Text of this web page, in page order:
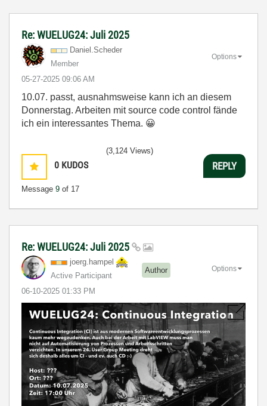
Re: WUELUG24: Juli 2025
Daniel.Scheder
Member
‎05-27-2025 09:06 AM
Options
10.07. passt, ausnahmsweise kann ich an diesem
Donnerstag. Arbeiten mit source code control fände
ich ein interessantes Thema. 😀
0 KUDOS
Message 9 of 17
(3,124 Views)
REPLY
Re: WUELUG24: Juli 2025
joerg.hampel
Active Participant
Author
‎06-10-2025 01:33 PM
Options